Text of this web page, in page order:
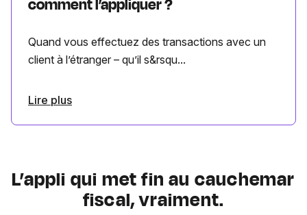
comment l’appliquer ?
Quand vous effectuez des transactions avec un
client à l’étranger – qu’il s&rsqu...
Lire plus
L’appli qui met fin au cauchemar
fiscal, vraiment.